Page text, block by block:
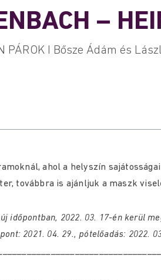
–
PÁROK I Bősze Ádám és
ahol a helyszín
továbbra is ajánljuk a maszk
időpontban, 2022. 03. 17-én kerül
2021. 04. 29., pótelőadás: 2022.